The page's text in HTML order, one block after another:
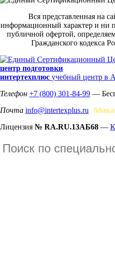
Вся представленная на
информационный характер и ни
публичной офертой,
Гражданского кодекса
центр подготовки
интертехплюс учебный центр в
Телефон +7 (800) 301-84-99 —
Почта info@intertexplus.ru
Лицензия № RA.RU.13АБ68 —